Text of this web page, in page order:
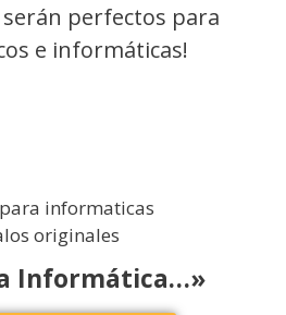
perfectos para
e informáticas!
Informática…»